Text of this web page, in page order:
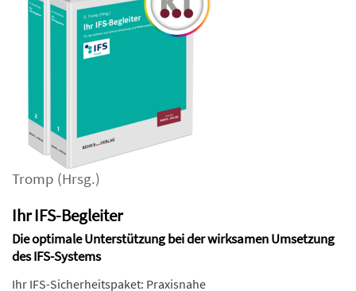
Tromp (Hrsg.)
Ihr IFS-Begleiter
Die optimale Unterstützung bei der wirksamen Umsetzung
des IFS-Systems
Ihr IFS-Sicherheitspaket: Praxisnahe